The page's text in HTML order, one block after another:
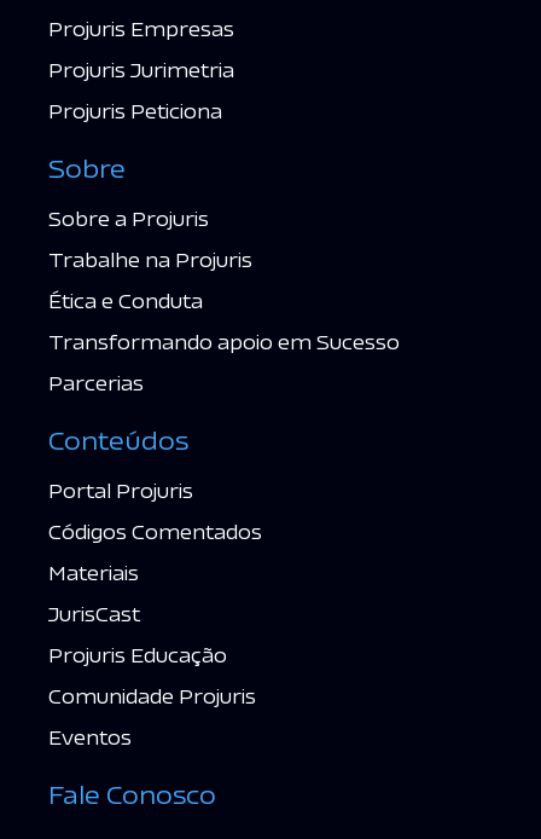
Projuris Empresas
Projuris Jurimetria
Projuris Peticiona
Sobre
Sobre a Projuris
Trabalhe na Projuris
Ética e Conduta
Transformando apoio em Sucesso
Parcerias
Conteúdos
Portal Projuris
Códigos Comentados
Materiais
JurisCast
Projuris Educação
Comunidade Projuris
Eventos
Fale Conosco